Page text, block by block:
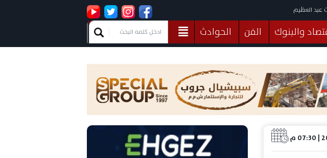
عبد العظيم
والبنوك الفن
الحوادث
خدمات منوعات